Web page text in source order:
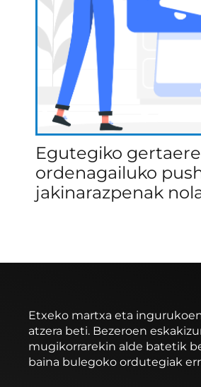
Egutegiko
ordenagailuko
jakinarazpenak
Etxeko martxa eta
atzera beti. Bezeroen
mugikorrarekin alde batetik
baina bulegoko ordutegiak